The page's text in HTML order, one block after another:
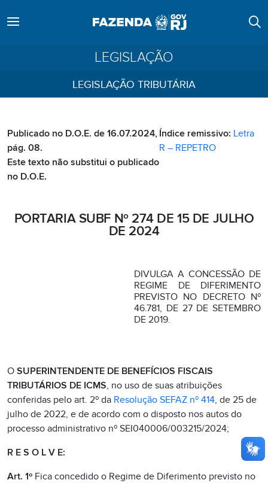
LEGISLAÇÃO
LEGISLAÇÃO TRIBUTÁRIA
Publicado no D.O.E. de 16.07.2024,
pág. 08.
Este texto não substitui o publicado
no D.O.E.
Índice remissivo: Letra
R – REPETRO
PORTARIA SUBF Nº 274 DE 15 DE JULHO
DE 2024
DIVULGA A CONCESSÃO DE
REGIME DE DIFERIMENTO
PREVISTO NO DECRETO Nº
46.781, DE 27 DE SETEMBRO
DE 2019.
O SUPERINTENDENTE DE BENEFÍCIOS FISCAIS
TRIBUTÁRIOS DE ICMS, no uso de suas atribuições
conferidas pelo art. 2º da Resolução SEFAZ nº 414, de 25 de
julho de 2022, e de acordo com o disposto nos autos do
processo administrativo nº SEI040006/003215/2024;
R E S O L V E:
Art. 1º Fica concedido o Regime de Diferimento previsto no